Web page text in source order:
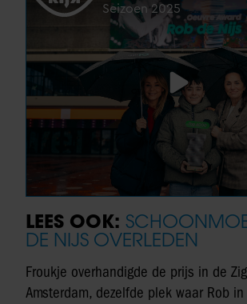
LEES OOK:
DE NIJS OVERLEDEN
Froukje overhandigde de prijs in de
Amsterdam, dezelfde plek waar Rob